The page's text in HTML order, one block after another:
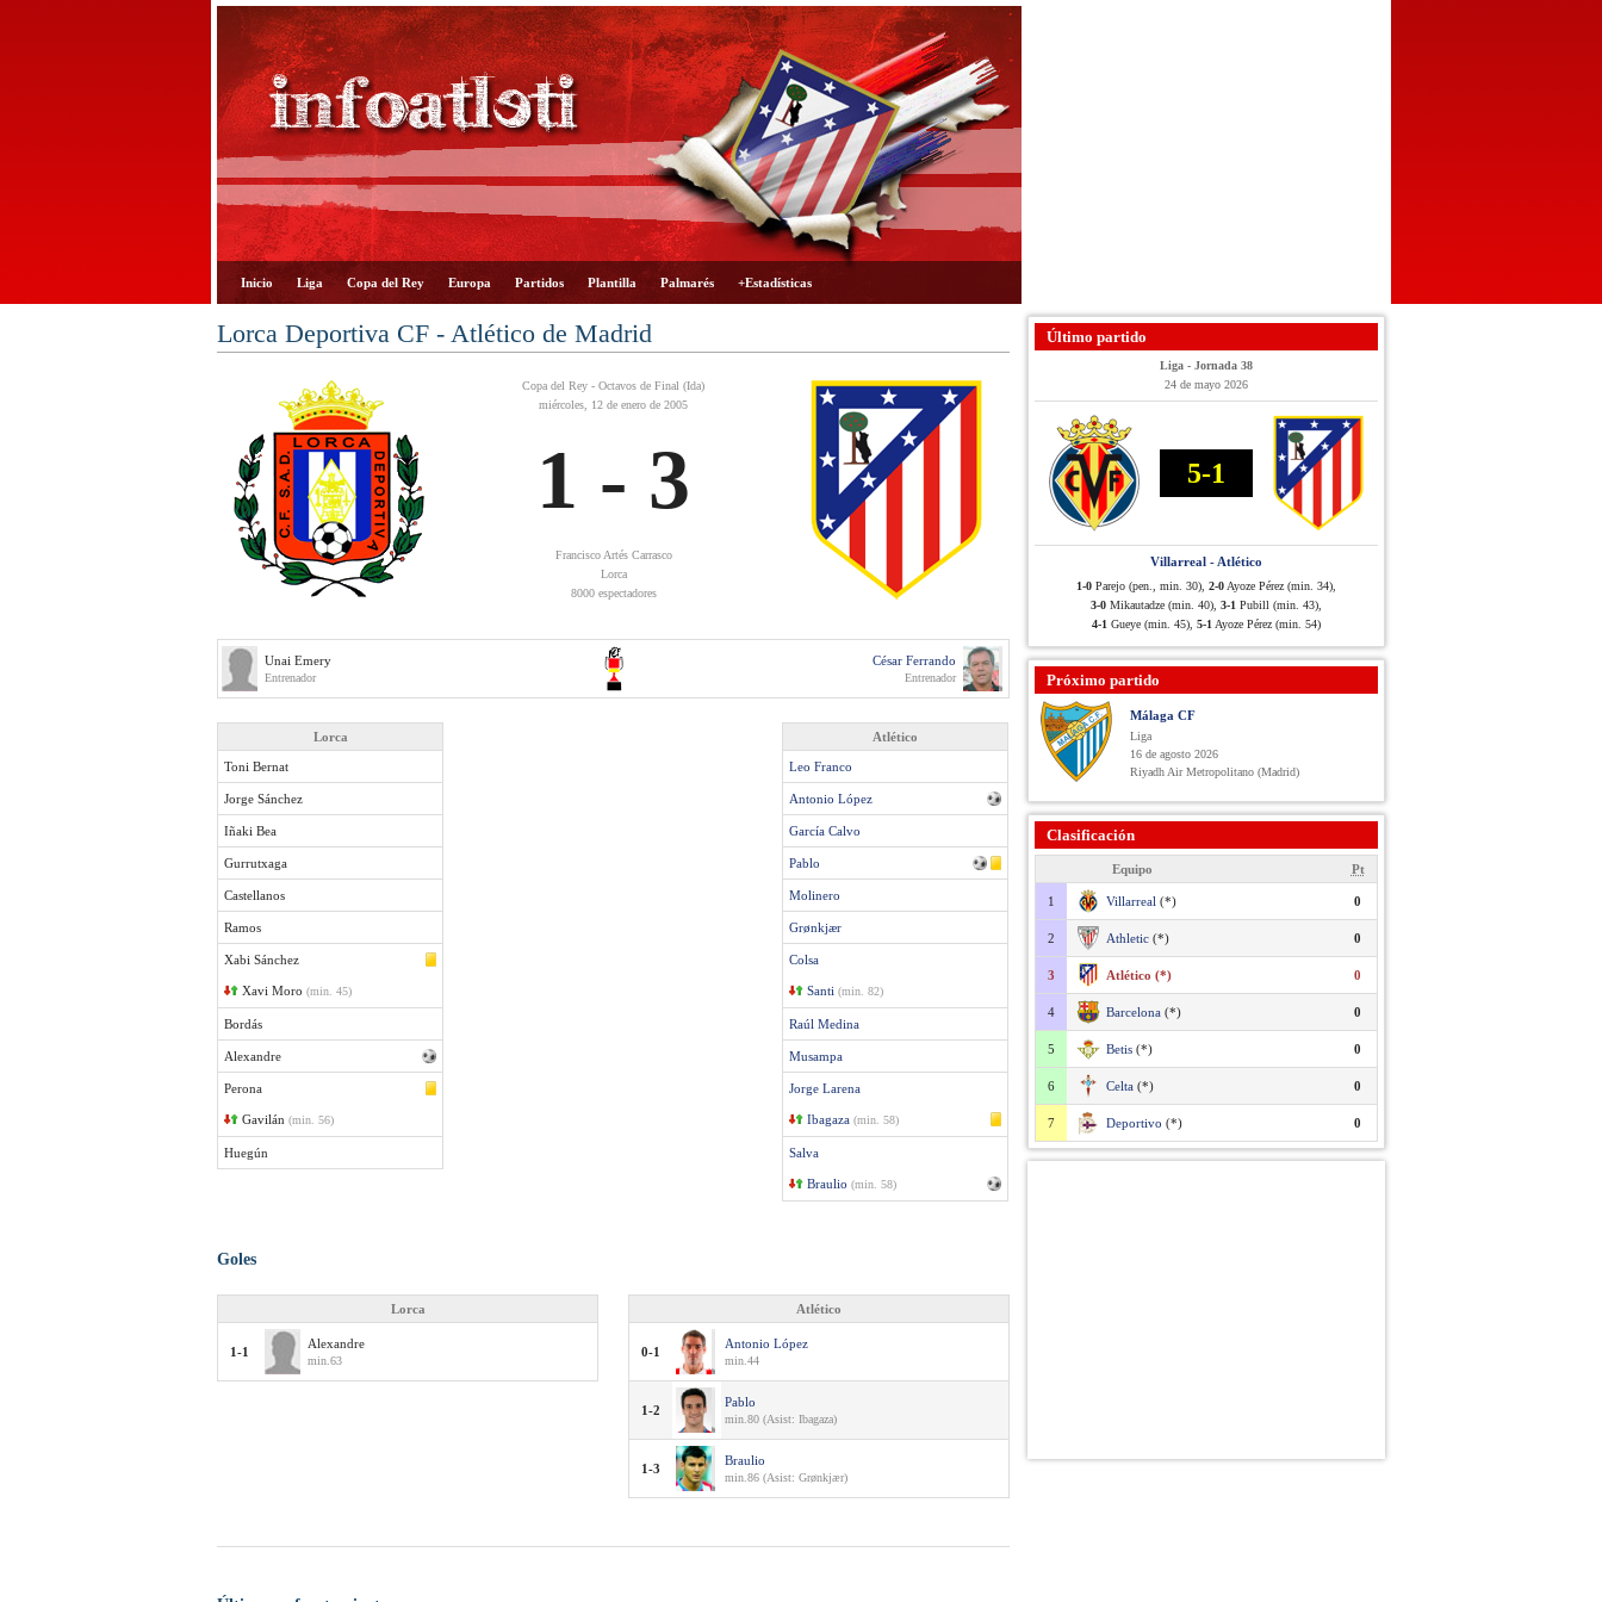
Inicio Liga Copa del Rey Europa Partidos Plantilla Palmarés +Estadísticas
Lorca Deportiva CF - Atlético de Madrid
Copa del Rey - Octavos de Final (Ida)
miércoles, 12 de enero de 2005
1 - 3
Francisco Artés Carrasco
Lorca
8000 espectadores
Unai Emery
Entrenador
César Ferrando
Entrenador
Lorca
Toni Bernat
Jorge Sánchez
Iñaki Bea
Gurrutxaga
Castellanos
Ramos
Xabi Sánchez
Xavi Moro (min. 45)
Bordás
Alexandre
Perona
Gavilán (min. 56)
Huegún
Atlético
Leo Franco
Antonio López
García Calvo
Pablo
Molinero
Grønkjær
Colsa
Santi (min. 82)
Raúl Medina
Musampa
Jorge Larena
Ibagaza (min. 58)
Salva
Braulio (min. 58)
Goles
Lorca
1-1
Alexandre
min.63
Atlético
0-1
Antonio López
min.44
1-2
Pablo
min.80 (Asist: Ibagaza)
1-3
Braulio
min.86 (Asist: Grønkjær)
Último partido
Liga - Jornada 38
24 de mayo 2026
5-1
Villarreal - Atlético
1-0 Parejo (pen., min. 30), 2-0 Ayoze Pérez (min. 34),
3-0 Mikautadze (min. 40), 3-1 Pubill (min. 43),
4-1 Gueye (min. 45), 5-1 Ayoze Pérez (min. 54)
Próximo partido
Málaga CF
Liga
16 de agosto 2026
Riyadh Air Metropolitano (Madrid)
Clasificación
Equipo Pt
1 Villarreal (*) 0
2 Athletic (*) 0
3 Atlético (*) 0
4 Barcelona (*) 0
5 Betis (*) 0
6 Celta (*) 0
7 Deportivo (*) 0